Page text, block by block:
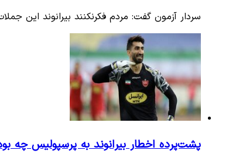
سردار آزمون گفت: مردم فکرنکنند بیرانوند این
پشت‌پرده اخطار بیرانوند به پرسپولیس چه